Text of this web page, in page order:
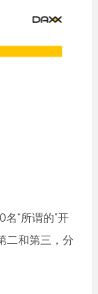
“所谓的”开
二和第三，分